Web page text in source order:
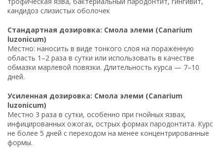
кандидоз слизистых оболочек
Стандартная дозировка: Смола элеми (Canarium
luzonicum)
Местно: наносить в виде тонкого слоя на поражённую
область 1–2 раза в сутки или использовать в качестве
обмазки марлевой повязки. Длительность курса — 7–10
дней.
Усиленная дозировка: Смола элеми (Canarium
luzonicum)
Местно 3 раза в сутки, особенно при гнойных язвах,
инфицированных ожогах, острых формах пародонтита. Курс
не более 5 дней с переходом на менее концентрированные
формы.